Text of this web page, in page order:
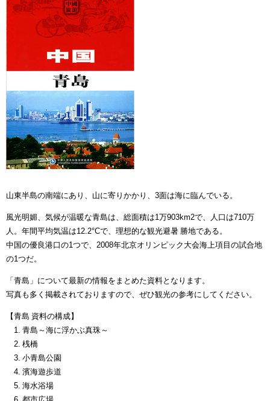
山東半島の南端にあり、山に寄りかかり、3面は海に臨んでいる。
風光明媚、気候が温暖な青島は、総面積は1万903km2で、人口は710万
人。年間平均気温は12.2°Cで、理想的な観光避暑 勝地である。
中国の優良港口の1つで、2008年北京オリンピック大会海上項目の試合地
の1つだ。
「青島」について最新の情報をまとめた資料となります。
写真も多く掲載されておりますので、ぜひ観光の参考にしてください。
【青島 資料の構成】
1. 青島～海に浮かぶ真珠～
2. 桟橋
3. 小青島公園
4. 濱海遊歩道
5. 海水浴場